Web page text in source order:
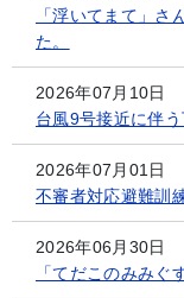
「浮いてまて」さ
た。
2026年07月10日
台風9号接近に伴
2026年07月01日
不審者対応避難訓
2026年06月30日
「てだこのみみぐ